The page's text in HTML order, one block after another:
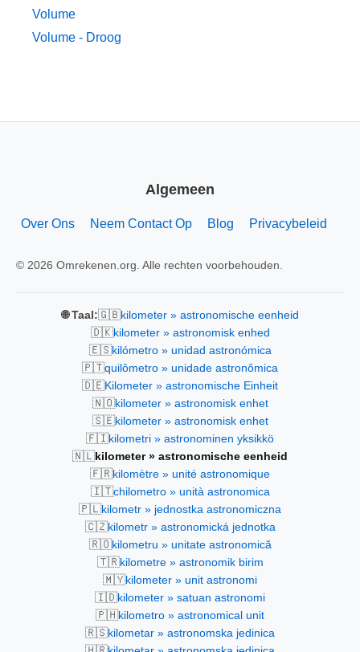
Volume
Volume - Droog
Algemeen
Over Ons Neem Contact Op Blog Privacybeleid
© 2026 Omrekenen.org. Alle rechten voorbehouden.
🌐 Taal:🇬🇧kilometer » astronomische eenheid
🇩🇰kilometer » astronomisk enhed
🇪🇸kilómetro » unidad astronómica
🇵🇹quilômetro » unidade astronômica
🇩🇪Kilometer » astronomische Einheit
🇳🇴kilometer » astronomisk enhet
🇸🇪kilometer » astronomisk enhet
🇫🇮kilometri » astronominen yksikkö
🇳🇱kilometer » astronomische eenheid
🇫🇷kilomètre » unité astronomique
🇮🇹chilometro » unità astronomica
🇵🇱kilometr » jednostka astronomiczna
🇨🇿kilometr » astronomická jednotka
🇷🇴kilometru » unitate astronomică
🇹🇷kilometre » astronomik birim
🇲🇾kilometer » unit astronomi
🇮🇩kilometer » satuan astronomi
🇵🇭kilometro » astronomical unit
🇷🇸kilometar » astronomska jedinica